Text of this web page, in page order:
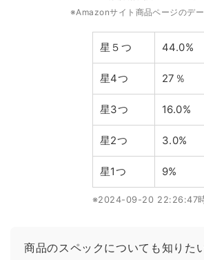
※Amazonサイト商品ページのデ
星５つ 44.0%
星4つ 27％
星3つ 16.0%
星2つ 3.0%
星1つ 9%
※2024-09-20 22:26:47
商品のスペックについても知りた